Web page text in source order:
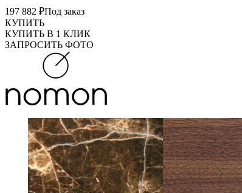
197 882 ₽Под заказ
КУПИТЬ
КУПИТЬ В 1 КЛИК
ЗАПРОСИТЬ ФОТО